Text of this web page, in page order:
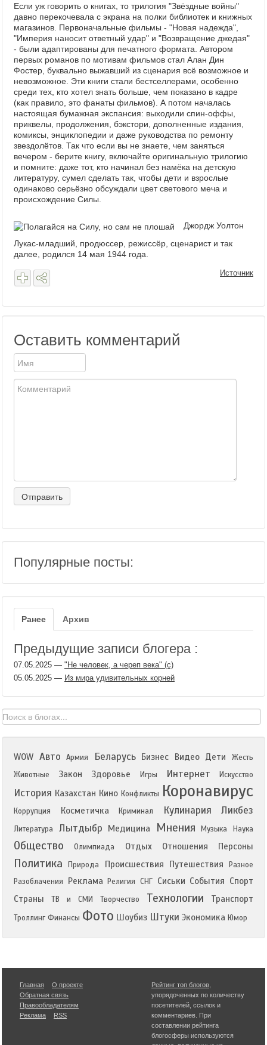
Если уж говорить о книгах, то трилогия "Звёздные войны"
давно перекочевала с экрана на полки библиотек и книжных
магазинов. Первоначальные фильмы - "Новая надежда",
"Империя наносит ответный удар" и "Возвращение джедая"
- были адаптированы для печатного формата. Автором
первых романов по мотивам фильмов стал Алан Дин
Фостер, буквально выжавший из сценария всё возможное и
невозможное. Эти книги стали бестселлерами, особенно
среди тех, кто хотел знать больше, чем показано в кадре
(как правило, это фанаты фильмов). А потом началась
настоящая бумажная экспансия: выходили спин-оффы,
приквелы, продолжения, бэкстори, дополненные издания,
комиксы, энциклопедии и даже руководства по ремонту
звездолётов. Так что если вы не знаете, чем заняться
вечером - берите книгу, включайте оригинальную трилогию
и помните: даже тот, кто начинал без намёка на детскую
литературу, сумел сделать так, чтобы дети и взрослые
одинаково серьёзно обсуждали цвет светового меча и
происхождение Силы.
Джордж Уолтон
Лукас-младший, продюссер, режиссёр, сценарист и так
далее, родился 14 мая 1944 года.
Источник
Оставить комментарий
Популярные посты:
Ранее Архив
Предыдущие записи блогера :
07.05.2025 — "Не человек, а череп века" (с)
05.05.2025 — Из мира удивительных корней
WOW Авто Армия Беларусь Бизнес Видео Дети
Жесть
Животные
Закон Здоровье Игры Интернет Искусство
История Казахстан Кино Конфликты Коронавирус
Коррупция Косметичка Криминал Кулинария Ликбез
Литература Лытдыбр Медицина Мнения Музыка Наука
Общество Олимпиада Отдых Отношения Персоны
Политика Природа Происшествия Путешествия
Разное
Разоблачения
Реклама Религия СНГ Сиськи События Спорт
Страны
ТВ и СМИ Творчество Технологии Транспорт
Троллинг Финансы Фото Шоубиз Штуки Экономика Юмор
Главная
О проекте
Обратная связь
Правообладателям
Реклама
RSS
Рейтинг топ блогов
упорядоченных по количеству
посетителей, ссылок и
комментариев. При
составлении рейтинга
блогосферы используются